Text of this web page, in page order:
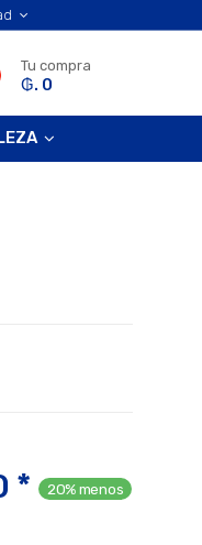
Tu compra
₲. 0
* 20% menos